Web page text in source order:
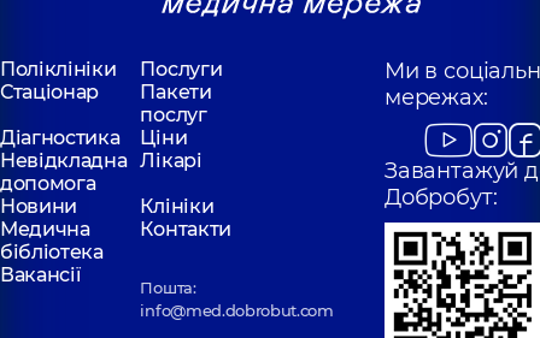
Поліклініки
Послуги
Стаціонар
Пакети
послуг
Діагностика
Ціни
Невідкладна
допомога
Лікарі
Новини
Клініки
Медична
бібліотека
Контакти
Вакансії
Пошта:
info@med.dobrobut.com
Ми в
мережах:
Завантажуй
Добробут: